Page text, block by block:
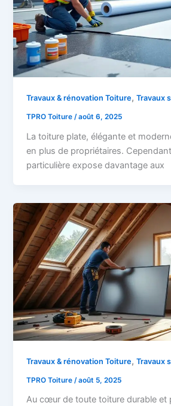
Travaux & rénovation Toiture,Travaux
TPRO Toiture /août 6, 2025
La toiture plate, élégante et
en plus de propriétaires.
particulière expose davantage aux
Travaux & rénovation Toiture,Travaux
TPRO Toiture /août 5, 2025
Au cœur de toute toiture durable et